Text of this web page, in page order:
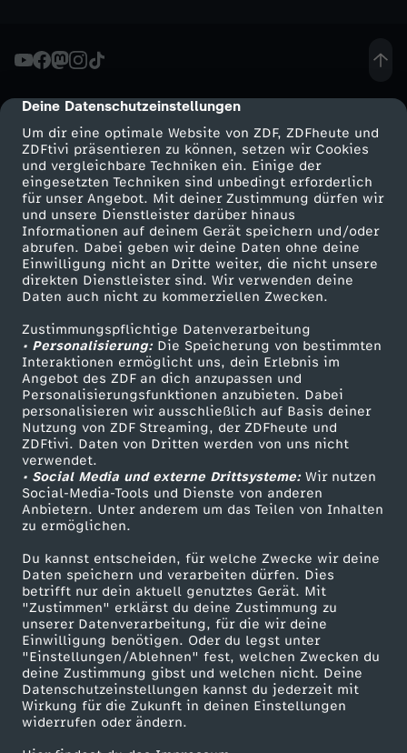
cmp-dialog-description
Deine Datenschutzeinstellungen
Um dir eine optimale Website von ZDF, ZDFheute und
ZDFtivi präsentieren zu können, setzen wir Cookies
und vergleichbare Techniken ein. Einige der
eingesetzten Techniken sind unbedingt erforderlich
für unser Angebot. Mit deiner Zustimmung dürfen wir
und unsere Dienstleister darüber hinaus
Informationen auf deinem Gerät speichern und/oder
abrufen. Dabei geben wir deine Daten ohne deine
Einwilligung nicht an Dritte weiter, die nicht unsere
direkten Dienstleister sind. Wir verwenden deine
Daten auch nicht zu kommerziellen Zwecken.
Zustimmungspflichtige Datenverarbeitung
• Personalisierung:Die Speicherung von bestimmten
Interaktionen ermöglicht uns, dein Erlebnis im
Angebot des ZDF an dich anzupassen und
Personalisierungsfunktionen anzubieten. Dabei
personalisieren wir ausschließlich auf Basis deiner
Nutzung von ZDF Streaming, der ZDFheute und
ZDFtivi. Daten von Dritten werden von uns nicht
verwendet.
• Social Media und externe Drittsysteme:Wir nutzen
Social-Media-Tools und Dienste von anderen
Anbietern. Unter anderem um das Teilen von Inhalten
zu ermöglichen.
Du kannst entscheiden, für welche Zwecke wir deine
Daten speichern und verarbeiten dürfen. Dies
betrifft nur dein aktuell genutztes Gerät. Mit
"Zustimmen" erklärst du deine Zustimmung zu
unserer Datenverarbeitung, für die wir deine
Einwilligung benötigen. Oder du legst unter
"Einstellungen/Ablehnen" fest, welchen Zwecken du
deine Zustimmung gibst und welchen nicht. Deine
Datenschutzeinstellungen kannst du jederzeit mit
Wirkung für die Zukunft in deinen Einstellungen
widerrufen oder ändern.
Mehr ZDF
ZDF-Apps
Smart TV
ZDFtext
Livestreams
Sendungen A-Z
TV-Programm
Service
ZDFmitreden
Kontakt zum ZDF
Tickets
Zuschauerservice
Hilfe
ZDF Unternehmen
Karriere
ZDF goes Schule
Werbefernsehen
Mainzelmännchen